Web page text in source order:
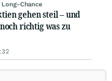
Chance
gehen steil – und
richtig was zu